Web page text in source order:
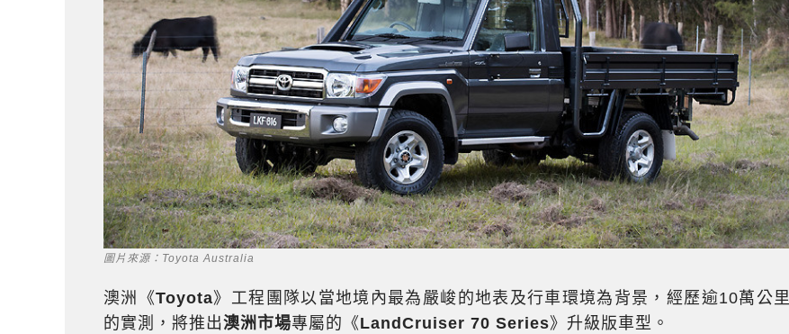
圖片來源：Toyota Australia
澳洲《Toyota》工程團隊以當地境內最為嚴峻的地表及行車環境為背景，經歷逾10萬公里
的實測，將推出澳洲市場專屬的《LandCruiser 70 Series》升級版車型。